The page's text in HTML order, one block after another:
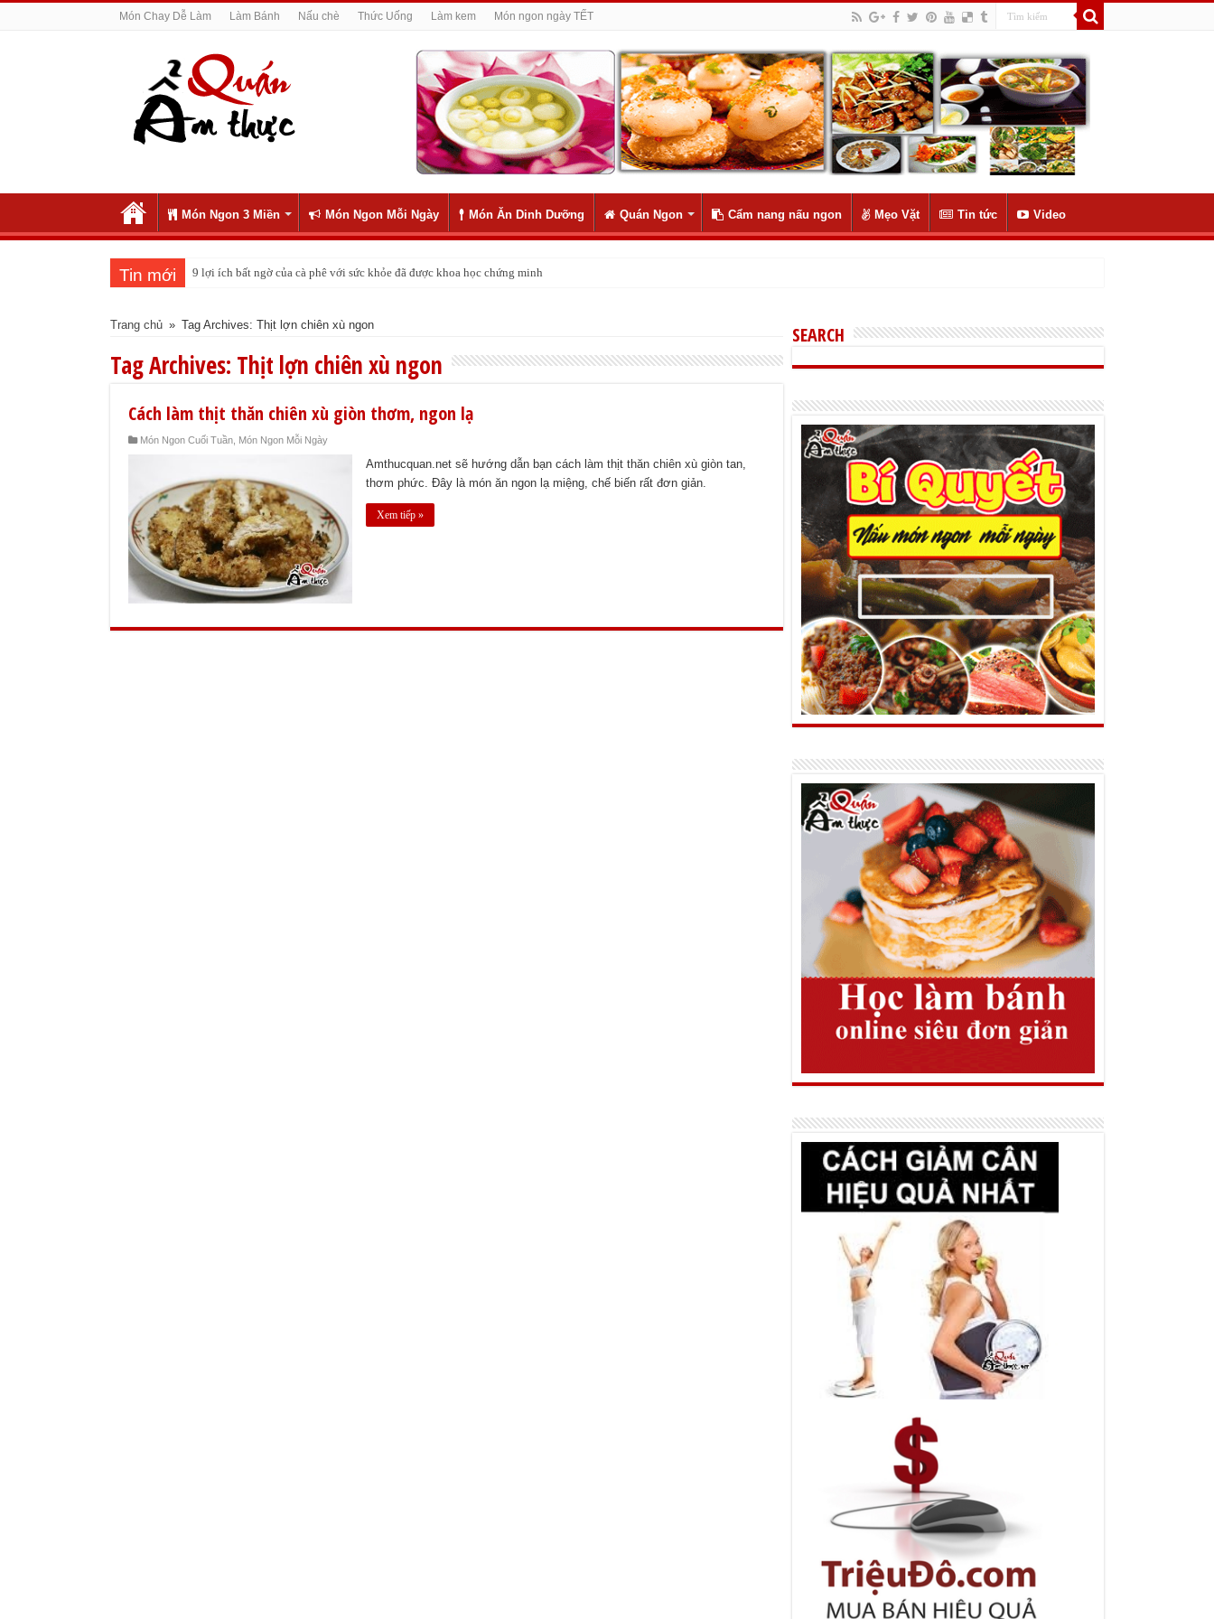
Món Chay Dễ Làm Làm Bánh Nấu chè Thức Uống Làm kem Món ngon ngày TẾT
Món Ngon 3 Miền Món Ngon Mỗi Ngày Món Ăn Dinh Dưỡng Quán Ngon Cẩm nang nấu ngon Mẹo Vặt Tin tức Video
Tin mới 9 lợi ích bất ngờ của cà phê với sức khỏe đã được khoa học chứng minh
Trang chủ » Tag Archives: Thịt lợn chiên xù ngon
Tag Archives: Thịt lợn chiên xù ngon
Cách làm thịt thăn chiên xù giòn thơm, ngon lạ
Món Ngon Cuối Tuần Món Ngon Mỗi Ngày
Amthucquan.net sẽ hướng dẫn bạn cách làm thịt thăn chiên xù giòn tan,
thơm phức. Đây là món ăn ngon lạ miệng, chế biến rất đơn giản.
Xem tiếp »
SEARCH